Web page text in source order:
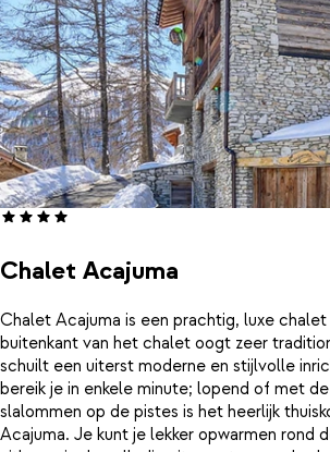
Chalet Acajuma
Chalet Acajuma is een prachtig, luxe
buitenkant van het chalet oogt zeer
schuilt een uiterst moderne en stijlvolle
bereik je in enkele minute; lopend of met
slalommen op de pistes is het heerlijk
Acajuma. Je kunt je lekker opwarmen rond